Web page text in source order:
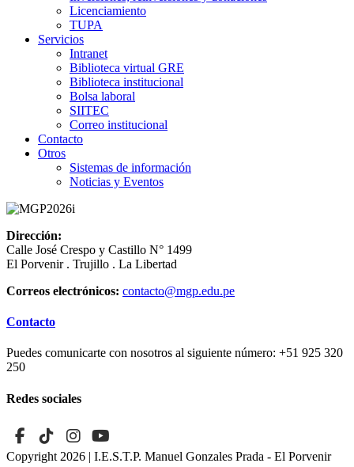
Licenciamiento
TUPA
Servicios
Intranet
Biblioteca virtual GRE
Biblioteca institucional
Bolsa laboral
SIITEC
Correo institucional
Contacto
Otros
Sistemas de información
Noticias y Eventos
Dirección:
Calle José Crespo y Castillo N° 1499
El Porvenir . Trujillo . La Libertad
Correos electrónicos: contacto@mgp.edu.pe
Contacto
Puedes comunicarte con nosotros al siguiente número: +51 925 320
250
Redes sociales
Copyright 2026 | I.E.S.T.P. Manuel Gonzales Prada - El Porvenir